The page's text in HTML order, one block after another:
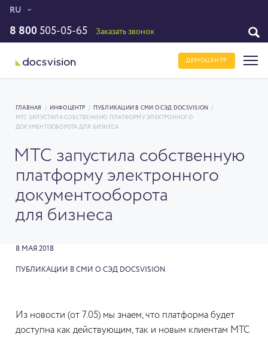
RU
8 800 505-05-65 Заказать звонок
ДЕМОЦЕНТР
ГЛАВНАЯ / ИНФОЦЕНТР / ПУБЛИКАЦИИ В СМИ О СЭД DOCSVISION
/
МТС ЗАПУСТИЛА СОБСТВЕННУЮ ПЛАТФОРМУ ЭЛЕКТРОННОГО
ДОКУМЕНТООБОРОТА ДЛЯ БИЗНЕСА
МТС запустила собственную
платформу электронного
документооборота
для бизнеса
8 МАЯ 2018
ПУБЛИКАЦИИ В СМИ О СЭД DOCSVISION
Из новости (от 7.05) мы знаем, что платформа будет
доступна как действующим, так и новым клиентам МТС